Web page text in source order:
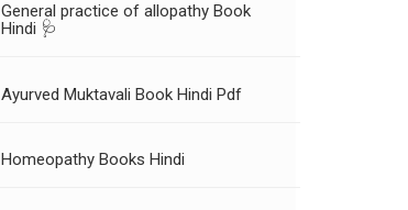
General practice of allopathy Book
Hindi 🩺
Ayurved Muktavali Book Hindi Pdf
Homeopathy Books Hindi